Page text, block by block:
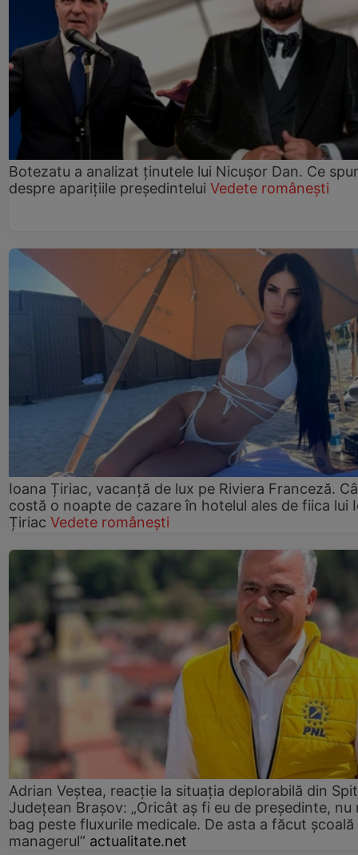
Botezatu a analizat ținutele lui Nicușor Dan. Ce
despre aparițiile președintelui Vedete românești
Ioana Țiriac, vacanță de lux pe Riviera Franceză.
costă o noapte de cazare în hotelul ales de fiica lui
Țiriac Vedete românești
Adrian Veștea, reacție la situația deplorabilă din
Județean Brașov: „Oricât aș fi eu de președinte, nu
bag peste fluxurile medicale. De asta a făcut școală
managerul” actualitate.net